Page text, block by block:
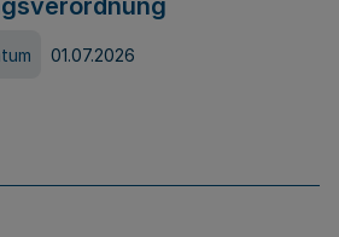
01.07.2026